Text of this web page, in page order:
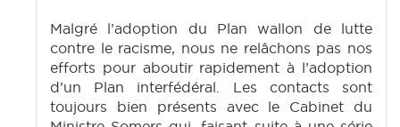
Malgré l’adoption du Plan wallon de lutte
contre le racisme, nous ne relâchons pas nos
efforts pour aboutir rapidement à l’adoption
d’un Plan interfédéral. Les contacts sont
toujours bien présents avec le Cabinet du